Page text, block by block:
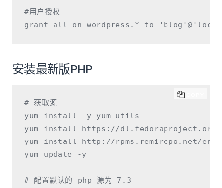
#用户授权
安装最新版PHP
# 获取源
yum install -y yum-utils
yum install https://dl.fedoraproject.org/
yum install http://rpms.remirepo.net/
yum update -y
# 配置默认的 php 源为 7.3